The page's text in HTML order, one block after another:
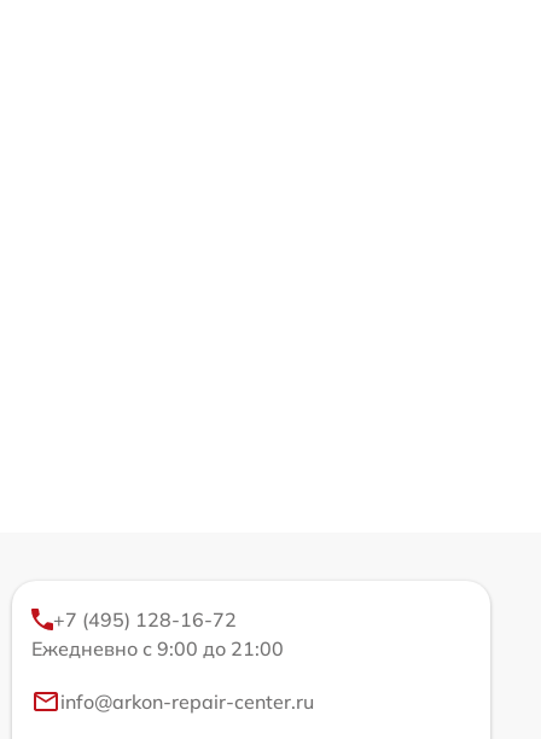
+7 (495) 128-16-72
Ежедневно с 9:00 до 21:00
info@arkon-repair-center.ru